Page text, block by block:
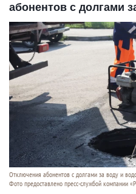
абонентов с долгами
Отключения абонентов с долгами за воду и
Фото предоставлено пресс-службой компании